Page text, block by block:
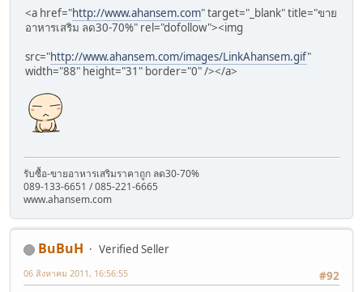
<a href="http://www.ahansem.com" target="_blank" title="ขาย
อาหารเสริม ลด30-70%" rel="dofollow"><img
src="http://www.ahansem.com/images/LinkAhansem.gif"
width="88" height="31" border="0" /></a>
รับซื้อ-ขายอาหารเสริมราคาถูก ลด30-70%
089-133-6651 / 085-221-6665
www.ahansem.com
BuBuH
Verified Seller
#92
06 สิงหาคม 2011, 16:56:55